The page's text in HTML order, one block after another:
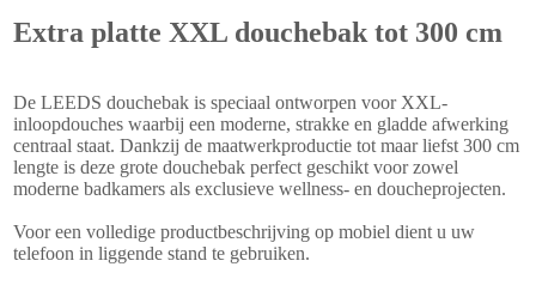
Extra platte XXL douchebak tot 300 cm
De LEEDS douchebak is speciaal ontworpen voor XXL-
inloopdouches waarbij een moderne, strakke en gladde afwerking
centraal staat. Dankzij de maatwerkproductie tot maar liefst 300 cm
lengte is deze grote douchebak perfect geschikt voor zowel
moderne badkamers als exclusieve wellness- en doucheprojecten.
Voor een volledige productbeschrijving op mobiel dient u uw
telefoon in liggende stand te gebruiken.